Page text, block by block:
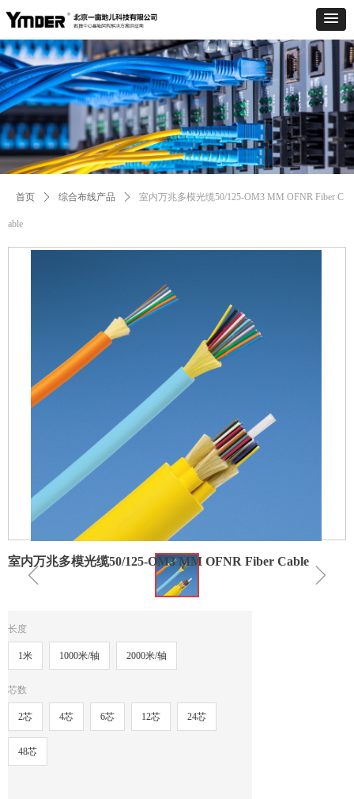
首页 ꄲ 综合布线产品 ꄲ 室内万兆多模光缆50/125-OM3 MM OFNR Fiber C
able
室内万兆多模光缆50/125-OM3 MM OFNR Fiber Cable
长度
1米 1000米/轴 2000米/轴
芯数
2芯 4芯 6芯 12芯 24芯
48芯
Control Render
ControlType:productSlideBind Error:未将对象引用设置到对象的实例。
ꁆ ꁇ